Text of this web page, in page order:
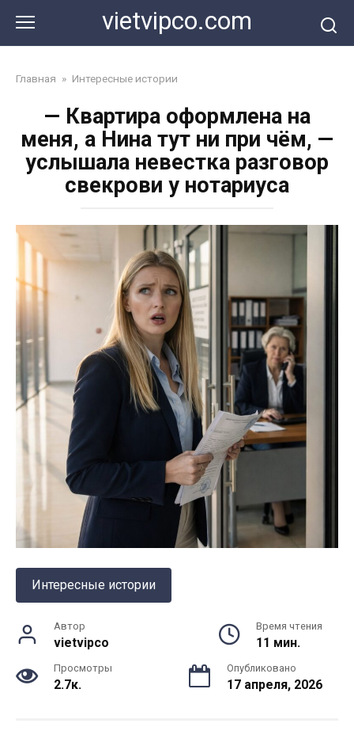
контенту
vietvipco.com
Главная » Интересные истории
— Квартира оформлена на
меня, а Нина тут ни при чём, —
услышала невестка разговор
свекрови у нотариуса
Интересные истории
Автор
vietvipco
Время чтения
11 мин.
Просмотры
2.7к.
Опубликовано
17 апреля, 2026